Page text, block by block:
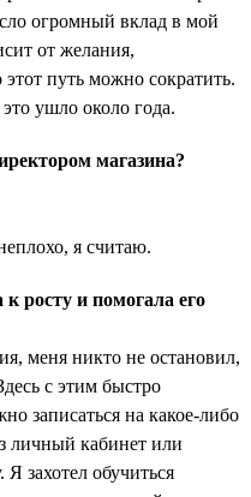
огромный вклад в мой
от желания,
путь можно сократить.
ушло около года.
магазина?
я считаю.
росту и помогала его
меня никто не остановил,
с этим быстро
записаться на какое-либо
личный кабинет или
Я захотел обучиться